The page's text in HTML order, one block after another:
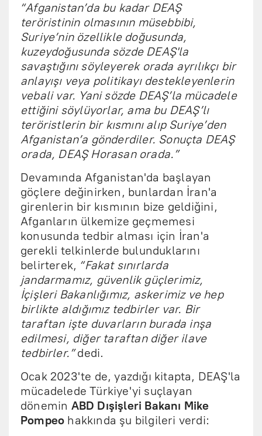
“Afganistan’da bu kadar DEAŞ
teröristinin olmasının müsebbibi,
Suriye’nin özellikle doğusunda,
kuzeydoğusunda sözde DEAŞ'la
savaştığını söyleyerek orada ayrılıkçı bir
anlayışı veya politikayı destekleyenlerin
vebali var. Yani sözde DEAŞ’la mücadele
ettiğini söylüyorlar, ama bu DEAŞ’lı
teröristlerin bir kısmını alıp Suriye’den
Afganistan’a gönderdiler. Sonuçta DEAŞ
orada, DEAŞ Horasan orada.”
Devamında Afganistan'da başlayan
göçlere değinirken, bunlardan İran'a
girenlerin bir kısmının bize geldiğini,
Afganların ülkemize geçmemesi
konusunda tedbir alması için İran'a
gerekli telkinlerde bulunduklarını
belirterek, “Fakat sınırlarda
jandarmamız, güvenlik güçlerimiz,
İçişleri Bakanlığımız, askerimiz ve hep
birlikte aldığımız tedbirler var. Bir
taraftan işte duvarların burada inşa
edilmesi, diğer taraftan diğer ilave
tedbirler.”dedi.
Ocak 2023'te de, yazdığı kitapta, DEAŞ'la
mücadelede Türkiye'yi suçlayan
dönemin ABD Dışişleri Bakanı Mike
Pompeo hakkında şu bilgileri verdi: